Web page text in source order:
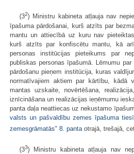
(32) Ministru kabineta atļauja nav
īpašuma pārdošanai, kurš atzīts par
mantu un attiecībā uz kuru nav
kurš atzīts par konfiscētu mantu, kā
personas institūcijas pieteikums par
publiskas personas īpašumā. Lēmumu
pārdošanu pieņem institūcija, kuras
normatīvajiem aktiem par kārtību, kādā
mantas uzskaite, novērtēšana,
iznīcināšana un realizācijas ieņēmumu
panta daļa neattiecas uz nekustamo
valsts un pašvaldību zemes īpašuma
zemesgrāmatās" 8. pantaotrajā, trešajā,
(33) Ministru kabineta atļauja nav